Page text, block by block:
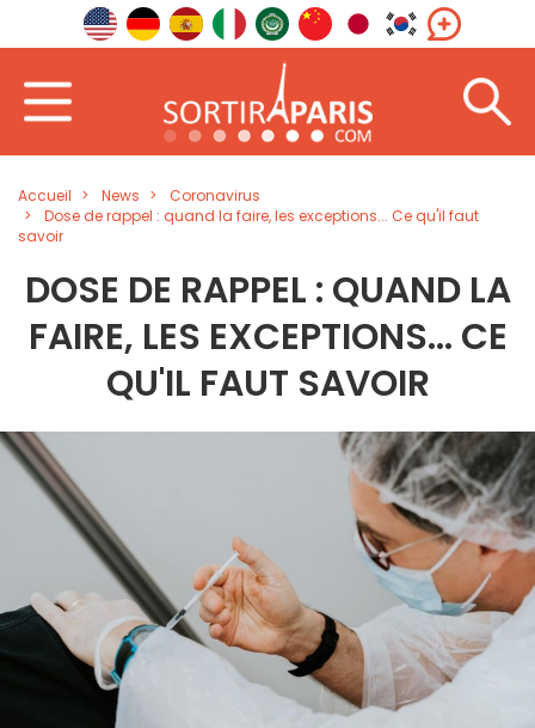
Accueil News
Coronavirus
Dose de rappel : quand la faire, les exceptions... Ce qu'il faut
savoir
DOSE DE RAPPEL : QUAND LA
FAIRE, LES EXCEPTIONS... CE
QU'IL FAUT SAVOIR